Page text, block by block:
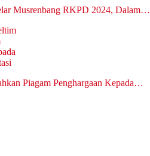
Musrenbang RKPD 2024, Dalam…
Piagam Penghargaan Kepada…